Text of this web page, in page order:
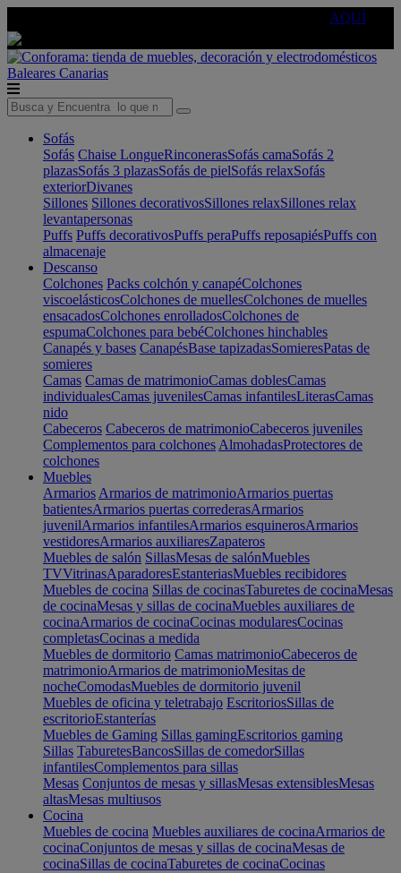
AQUÍ
Baleares Canarias
Sofás
Sofás Chaise LongueRinconerasSofás camaSofás 2
plazasSofás 3 plazasSofás de pielSofás relaxSofás
exteriorDivanes
Sillones Sillones decorativosSillones relaxSillones relax
levantapersonas
Puffs Puffs decorativosPuffs peraPuffs reposapiésPuffs con
almacenaje
Descanso
Colchones Packs colchón y canapéColchones
viscoelásticosColchones de muellesColchones de muelles
ensacadosColchones enrolladosColchones de
espumaColchones para bebéColchones hinchables
Canapés y bases CanapésBase tapizadasSomieresPatas de
somieres
Camas Camas de matrimonioCamas doblesCamas
individualesCamas juvenilesCamas infantilesLiterasCamas
nido
Cabeceros Cabeceros de matrimonioCabeceros juveniles
Complementos para colchones AlmohadasProtectores de
colchones
Muebles
Armarios Armarios de matrimonioArmarios puertas
batientesArmarios puertas correderasArmarios
juvenilArmarios infantilesArmarios esquinerosArmarios
vestidoresArmarios auxiliaresZapateros
Muebles de salón SillasMesas de salónMuebles
TVVitrinasAparadoresEstanteriasMuebles recibidores
Muebles de cocina Sillas de cocinasTaburetes de cocinaMesas
de cocinaMesas y sillas de cocinaMuebles auxiliares de
cocinaArmarios de cocinaCocinas modularesCocinas
completasCocinas a medida
Muebles de dormitorio Camas matrimonioCabeceros de
matrimonioArmarios de matrimonioMesitas de
nocheComodasMuebles de dormitorio juvenil
Muebles de oficina y teletrabajo EscritoriosSillas de
escritorioEstanterías
Muebles de Gaming Sillas gamingEscritorios gaming
Sillas TaburetesBancosSillas de comedorSillas
infantilesComplementos para sillas
Mesas Conjuntos de mesas y sillasMesas extensiblesMesas
altasMesas multiusos
Cocina
Muebles de cocina Muebles auxiliares de cocinaArmarios de
cocinaConjuntos de mesas y sillas de cocinaMesas de
cocinaSillas de cocinaTaburetes de cocinaCocinas